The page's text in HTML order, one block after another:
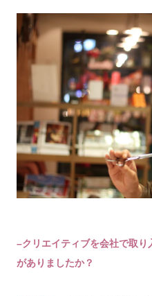
–クリエイティブを会社で取り
がありましたか？